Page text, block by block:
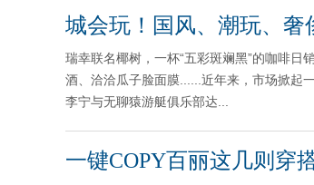
城会玩！国风、潮玩、
瑞幸联名椰树，一杯“五彩斑斓黑”的咖啡
酒、洽洽瓜子脸面膜......近年来，市场掀起
李宁与无聊猿游艇俱乐部达...
一键COPY百丽这几则穿